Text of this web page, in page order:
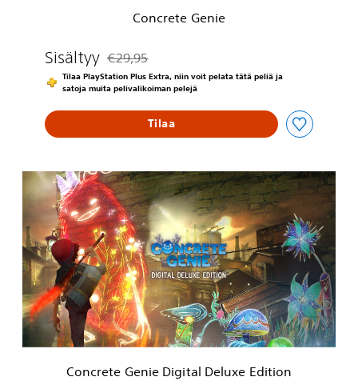
Concrete Genie
Sisältyy Alennettu alkuperäisestä hinnasta €29,95
€29,95
Tilaa PlayStation Plus Extra, niin voit pelata tätä peliä ja
satoja muita pelivalikoiman pelejä
Tilaa
C
o
c
r
e
t
G
e
n
i
Concrete Genie Digital Deluxe Edition